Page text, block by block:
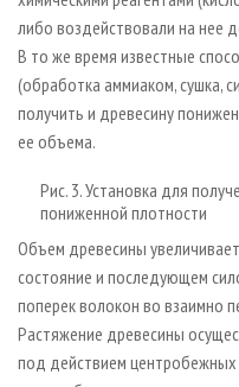
либо воздействовали на нее
В то же время известные
(обработка аммиаком, сушка,
получить и древесину
ее объема.
Рис. 3. Установка для
пониженной плотности
Объем древесины
состояние и последующем
поперек волокон во взаимно
Растяжение древесины
под действием центробежных